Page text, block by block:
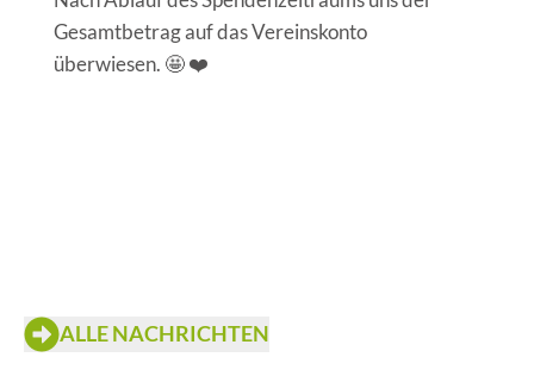
Gesamtbetrag auf das Vereinskonto
überwiesen. 🤩 ❤️
ALLE NACHRICHTEN